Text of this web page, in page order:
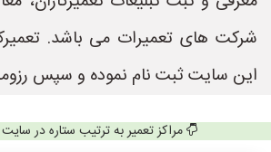
شرکت های تعمیرات می باشد.
این سایت ثبت نام نموده و سپس رزومه
مراکز تعمیر به ترتیب ستاره در سایت